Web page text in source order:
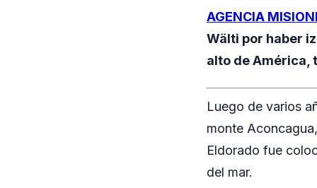
AGENCIA
Wälti por haber
alto de América,
Luego de varios
monte
Eldorado fue
del mar.